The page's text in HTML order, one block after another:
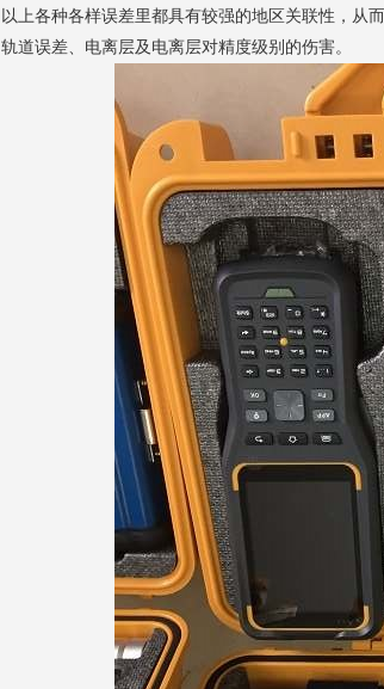
以上各种各样误差里都具有较强的地区关联性，从
轨道误差、电离层及电离层对精度级别的伤害。